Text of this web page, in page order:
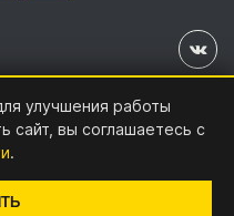
улучшения работы
сайт, вы соглашаетесь с
.